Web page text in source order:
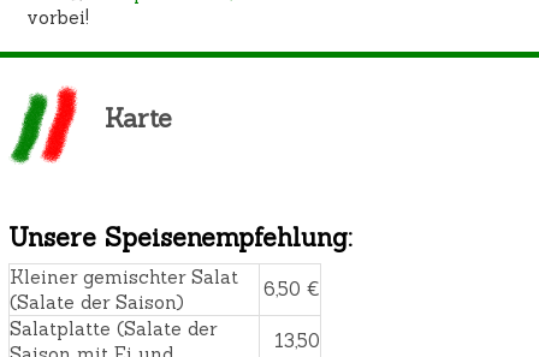
vorbei!
Karte
Unsere Speisenempfehlung:
Kleiner gemischter Salat
(Salate der Saison)
6,50 €
Salatplatte (Salate der
13,50